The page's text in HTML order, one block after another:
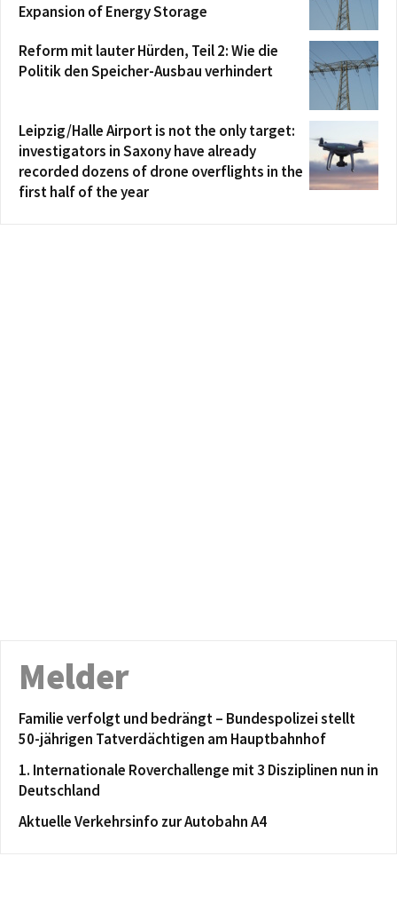
Expansion of Energy Storage
Reform mit lauter Hürden, Teil 2: Wie die
Politik den Speicher-Ausbau verhindert
Leipzig/Halle Airport is not the only target:
investigators in Saxony have already
recorded dozens of drone overflights in the
first half of the year
Melder
Familie verfolgt und bedrängt – Bundespolizei stellt
50-jährigen Tatverdächtigen am Hauptbahnhof
1. Internationale Roverchallenge mit 3 Disziplinen nun in
Deutschland
Aktuelle Verkehrsinfo zur Autobahn A4